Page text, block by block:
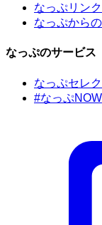
なっぷリン
なっぷから
なっぷのサービス
なっぷセレ
#なっぷNOW